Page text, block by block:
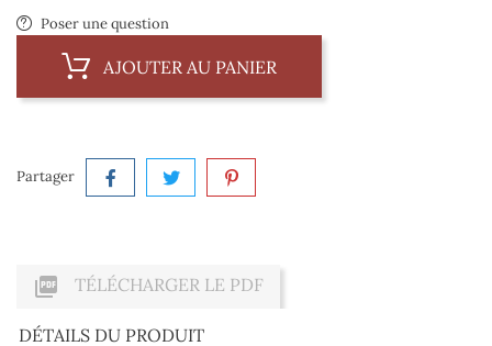
Poser une question
AJOUTER AU PANIER
Partager
 TÉLÉCHARGER LE PDF
DÉTAILS DU PRODUIT